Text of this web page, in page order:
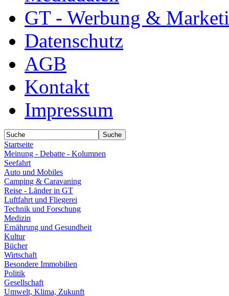
GT - Werbung &
Datenschutz
AGB
Kontakt
Impressum
Startseite
Meinung - Debatte - Kolumnen
Seefahrt
Auto und Mobiles
Camping & Caravaning
Reise - Länder in GT
Luftfahrt und Fliegerei
Technik und Forschung
Medizin
Ernährung und Gesundheit
Kultur
Bücher
Wirtschaft
Besondere Immobilien
Politik
Gesellschaft
Umwelt, Klima, Zukunft